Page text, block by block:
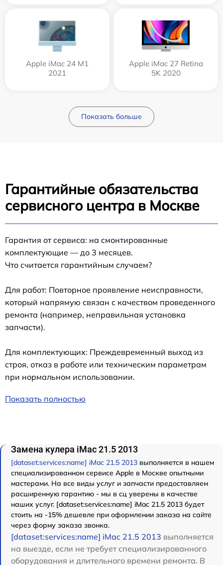
Apple iMac 24 M1
2021
Apple iMac 27 Retina
5K 2020
Показать больше
Гарантийные обязательства
сервисного центра в Москве
Гарантия от сервиса: на смонтированные
комплектующие — до 3 месяцев.
Что считается гарантийным случаем?
Для работ: Повторное проявление неисправности,
который напрямую связан с качеством проведенного
ремонта (например, неправильная установка
запчасти).
Для комплектующих: Преждевременный выход из
строя, отказ в работе или техническим параметрам
при нормальном использовании.
Показать полностью
Замена кулера iMac 21.5 2013
[dataset:services:name] iMac 21.5 2013 выполняется в нашем
специализированном сервисе Apple в Москве опытными
мастерами. На все виды услуг и запчасти предоставляем
расширенную гарантию - мы в сц уверены в качестве
наших услуг. [dataset:services:name] iMac 21.5 2013 будет
стоить на -15% дешевле при оформлении заказа на сайте
через форму заказа звонка.
[dataset:services:name] iMac 21.5 2013 выполняется
на выезде, если не требует специализированного
оборудования и длительного времени ремонта. В